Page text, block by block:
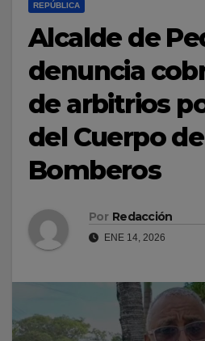
REPÚBLICA
Alcalde de
denuncia
de arbitrios
del Cuerpo de
Bomberos
Por Redacción
ENE 14, 2026